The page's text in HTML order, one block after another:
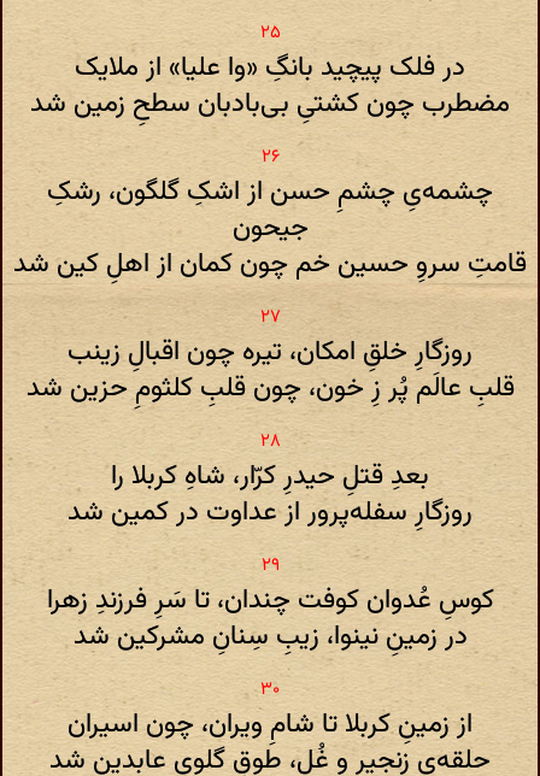
در فلک پیچید بانگِ «وا علیا» از ملایک
مضطرب چون کشتیِ بی‌بادبان سطحِ زمین شد
چشمه‌یِ چشمِ حسن از اشکِ گلگون، رشکِ
جیحون
قامتِ سروِ حسین خم چون کمان از اهلِ کین شد
روزگارِ خلقِ امکان، تیره چون اقبالِ زینب
قلبِ عالَم پُر زِ خون، چون قلبِ کلثومِ حزین شد
بعدِ قتلِ حیدرِ کرّار، شاهِ کربلا را
روزگارِ سفله‌پرور از عداوت در کمین شد
کوسِ عُدوان کوفت چندان، تا سَرِ فرزندِ زهرا
در زمینِ نینوا، زیبِ سِنانِ مشرکین شد
از زمینِ کربلا تا شامِ ویران، چون اسیران
حلقه‌یِ زنجیر و غُل، طوقِ گلویِ عابدین شد